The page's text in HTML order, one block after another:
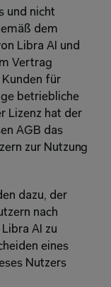
und nicht
dem
Libra AI und
Vertrag
für
betriebliche
Lizenz hat der
AGB das
zur Nutzung
dazu, der
nach
AI zu
eines
Nutzers